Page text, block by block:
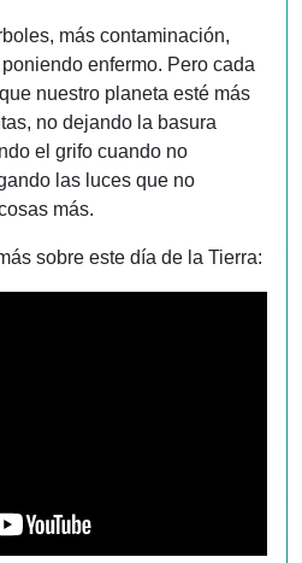
más contaminación,
enfermo. Pero cada
nuestro planeta esté más
no dejando la basura
el grifo cuando no
las luces que no
más.
sobre este día de la Tierra: